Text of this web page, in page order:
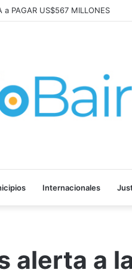
que aprender a dialogar y a
Internacionales
alerta a